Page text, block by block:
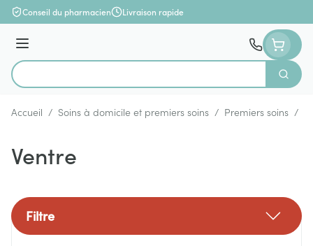
Aller au contenu
Conseil du pharmacien Livraison rapide
Menu
Rechercher
Accueil / Soins à domicile et premiers soins / Premiers soins /
Ventre
Filtre